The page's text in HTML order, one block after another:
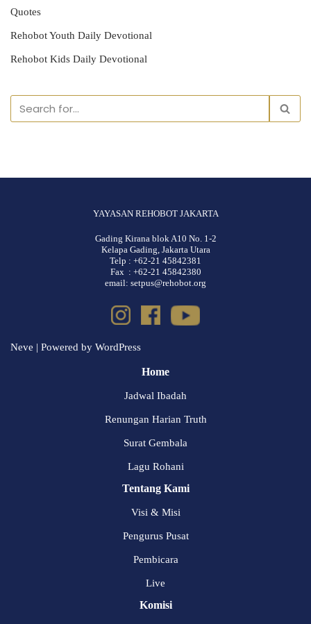
Quotes
Rehobot Youth Daily Devotional
Rehobot Kids Daily Devotional
YAYASAN REHOBOT JAKARTA
Gading Kirana blok A10 No. 1-2
Kelapa Gading, Jakarta Utara
Telp : +62-21 45842381
Fax : +62-21 45842380
email: setpus@rehobot.org
Neve | Powered by WordPress
Home
Jadwal Ibadah
Renungan Harian Truth
Surat Gembala
Lagu Rohani
Tentang Kami
Visi & Misi
Pengurus Pusat
Pembicara
Live
Komisi